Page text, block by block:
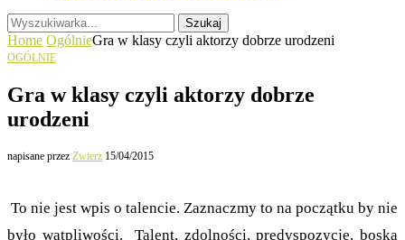
Szukaj
Home OgólnieGra w klasy czyli aktorzy dobrze urodzeni
OGÓLNIE
Gra w klasy czyli aktorzy dobrze
urodzeni
napisane przez Zwierz 15/04/2015
To nie jest wpis o talencie. Zaznaczmy to na początku by nie
było wątpliwości. Talent, zdolności, predyspozycje, boska